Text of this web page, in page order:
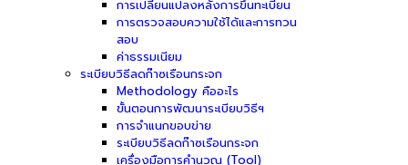
การเปลี่ยนแปลงหลังการขึ้นทะเบียน
การตรวจสอบความใช้ได้และการทวน
สอบ
ค่าธรรมเนียม
ระเบียบวิธีลดก๊าซเรือนกระจก
Methodology คืออะไร
ขั้นตอนการพัฒนาระเบียบวิธีฯ
การจำแนกขอบข่าย
ระเบียบวิธีลดก๊าซเรือนกระจก
เครื่องมือการคำนวณ (Tool)